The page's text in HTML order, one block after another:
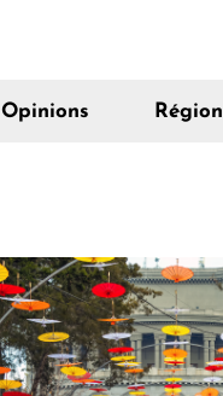
Opinions Région